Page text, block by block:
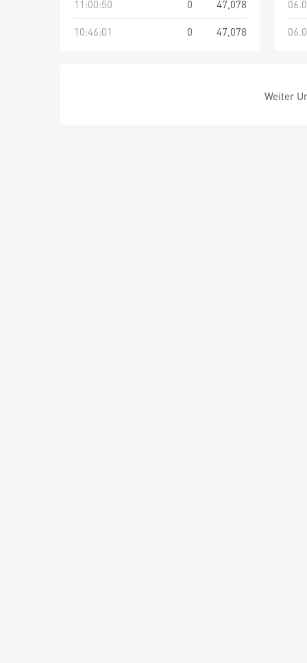
11:00:50
0
47,078
10:46:01
0 47,078
Weiter